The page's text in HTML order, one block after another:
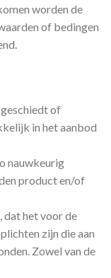
worden de
of bedingen
of
in het aanbod
nauwkeurig
product en/of
dat het voor de
zijn die aan
Zowel van de